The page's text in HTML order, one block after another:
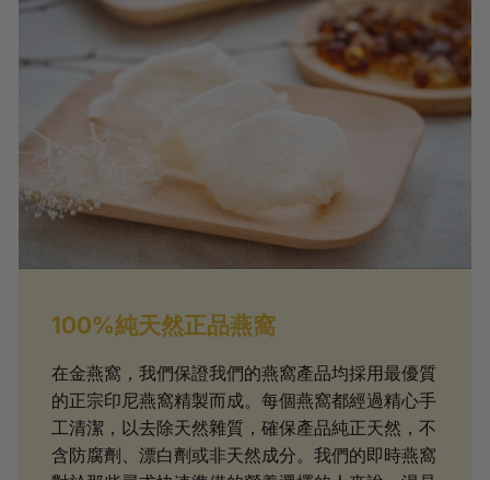
100%純天然正品燕窩
在金燕窩，我們保證我們的燕窩產品均採用最優質
的正宗印尼燕窩精製而成。每個燕窩都經過精心手
工清潔，以去除天然雜質，確保產品純正天然，不
含防腐劑、漂白劑或非天然成分。我們的即時燕窩